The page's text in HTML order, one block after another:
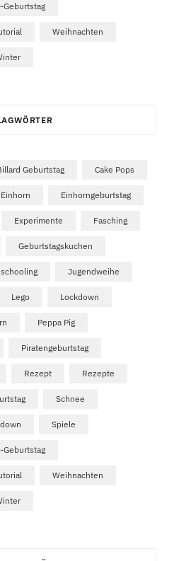
Geburtstag
Weihnachten
Geburtstag Cake Pops
Einhorn Einhorngeburtstag
Experimente Fasching
Geburtstagskuchen
Jugendweihe
Lego Lockdown
Peppa Pig
Piratengeburtstag
Rezept Rezepte
Schnee
Spiele
Geburtstag
Weihnachten